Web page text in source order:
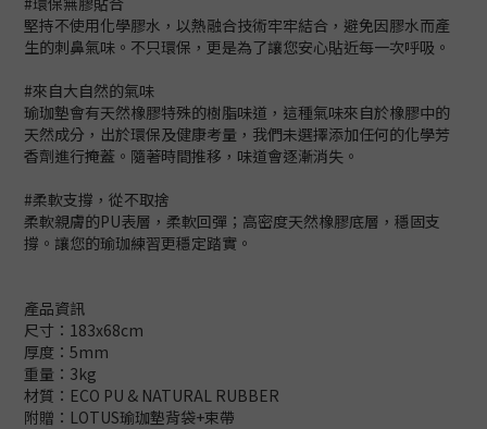
堅持不使用化學膠水，以熱融合技術牢牢結合，避免因膠水而產
生的刺鼻氣味。不只環保，更是為了讓您安心貼近每一次呼吸。
#來自大自然的氣味
瑜珈墊會有天然橡膠特殊的樹脂味道，這種氣味來自於橡膠中的
天然成分，出於環保及健康考量，我們未選擇添加任何的化學芳
香劑進行掩蓋。隨著時間推移，味道會逐漸消失。
#柔軟支撐，從不取捨
柔軟親膚的PU表層，柔軟回彈；高密度天然橡膠底層，穩固支
撐。讓您的瑜珈練習更穩定踏實。
產品資訊
尺寸：183x68cm
厚度：5mm
重量：3kg
材質：ECO PU & NATURAL RUBBER
附贈：LOTUS瑜珈墊背袋+束帶